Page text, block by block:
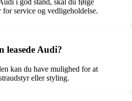
service og vedligeholdelse.
leasede Audi?
kan du have mulighed for at
eller styling.